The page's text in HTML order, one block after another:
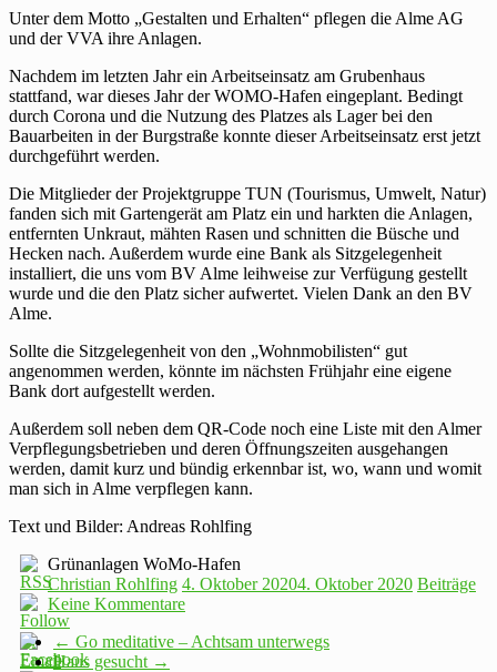
Unter dem Motto „Gestalten und Erhalten“ pflegen die Alme AG
und der VVA ihre Anlagen.
Nachdem im letzten Jahr ein Arbeitseinsatz am Grubenhaus
stattfand, war dieses Jahr der WOMO-Hafen eingeplant. Bedingt
durch Corona und die Nutzung des Platzes als Lager bei den
Bauarbeiten in der Burgstraße konnte dieser Arbeitseinsatz erst jetzt
durchgeführt werden.
Die Mitglieder der Projektgruppe TUN (Tourismus, Umwelt, Natur)
fanden sich mit Gartengerät am Platz ein und harkten die Anlagen,
entfernten Unkraut, mähten Rasen und schnitten die Büsche und
Hecken nach. Außerdem wurde eine Bank als Sitzgelegenheit
installiert, die uns vom BV Alme leihweise zur Verfügung gestellt
wurde und die den Platz sicher aufwertet. Vielen Dank an den BV
Alme.
Sollte die Sitzgelegenheit von den „Wohnmobilisten“ gut
angenommen werden, könnte im nächsten Frühjahr eine eigene
Bank dort aufgestellt werden.
Außerdem soll neben dem QR-Code noch eine Liste mit den Almer
Verpflegungsbetrieben und deren Öffnungszeiten ausgehangen
werden, damit kurz und bündig erkennbar ist, wo, wann und womit
man sich in Alme verpflegen kann.
Text und Bilder: Andreas Rohlfing
Grünanlagen WoMo-Hafen
Christian Rohlfing 4. Oktober 20204. Oktober 2020 Beiträge
Keine Kommentare
← Go meditative – Achtsam unterwegs
Haus gesucht →